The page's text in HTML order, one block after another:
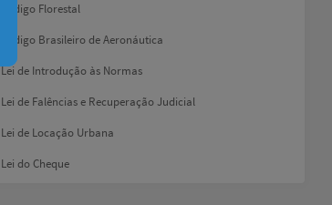
Código Florestal
Código Brasileiro de Aeronáutica
Lei de Introdução às Normas
Lei de Falências e Recuperação Judicial
Lei de Locação Urbana
Lei do Cheque